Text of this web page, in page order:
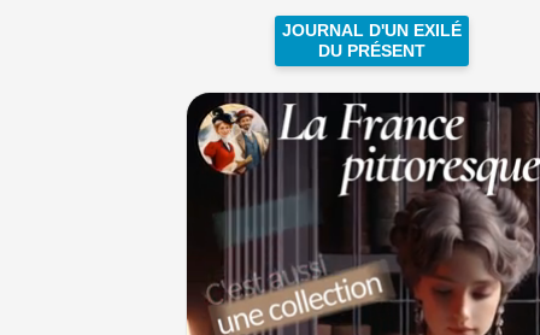
JOURNAL D'UN EXILÉ
DU PRÉSENT